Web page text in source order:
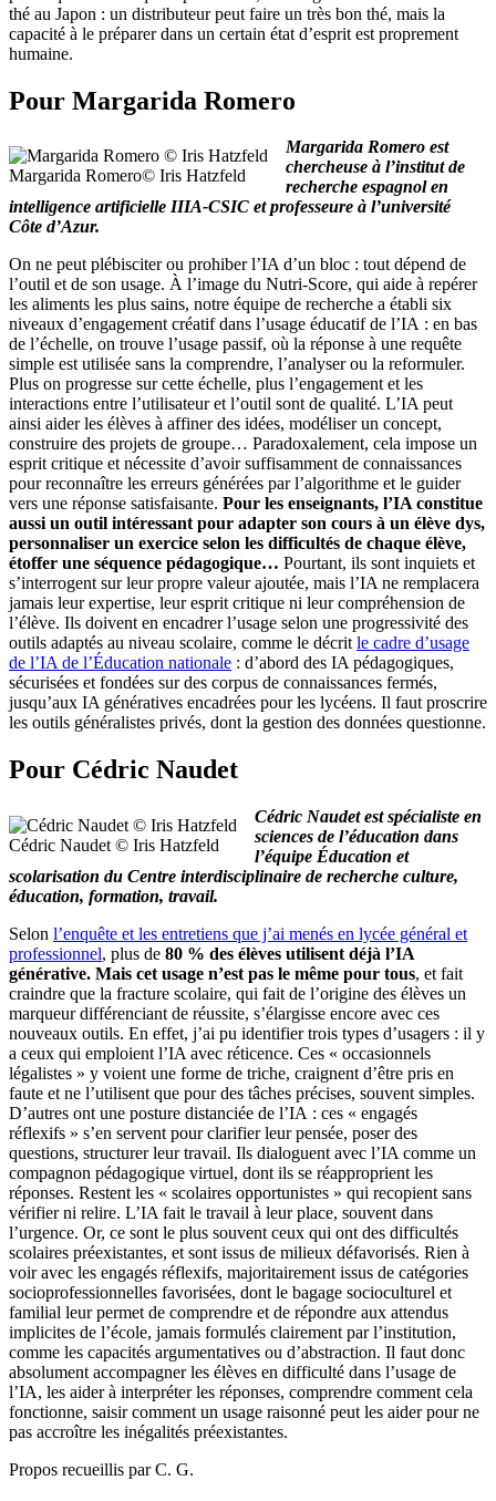
thé au Japon : un distributeur peut faire un très bon thé, mais la
capacité à le préparer dans un certain état d’esprit est proprement
humaine.
Pour Margarida Romero
Margarida Romero© Iris Hatzfeld
Margarida Romero est
chercheuse à l’institut de
recherche espagnol en
intelligence artificielle IIIA-CSIC et professeure à l’université
Côte d’Azur.
On ne peut plébisciter ou prohiber l’IA d’un bloc : tout dépend de
l’outil et de son usage. À l’image du Nutri-Score, qui aide à repérer
les aliments les plus sains, notre équipe de recherche a établi six
niveaux d’engagement créatif dans l’usage éducatif de l’IA : en bas
de l’échelle, on trouve l’usage passif, où la réponse à une requête
simple est utilisée sans la comprendre, l’analyser ou la reformuler.
Plus on progresse sur cette échelle, plus l’engagement et les
interactions entre l’utilisateur et l’outil sont de qualité. L’IA peut
ainsi aider les élèves à affiner des idées, modéliser un concept,
construire des projets de groupe… Paradoxalement, cela impose un
esprit critique et nécessite d’avoir suffisamment de connaissances
pour reconnaître les erreurs générées par l’algorithme et le guider
vers une réponse satisfaisante. Pour les enseignants, l’IA constitue
aussi un outil intéressant pour adapter son cours à un élève dys,
personnaliser un exercice selon les difficultés de chaque élève,
étoffer une séquence pédagogique… Pourtant, ils sont inquiets et
s’interrogent sur leur propre valeur ajoutée, mais l’IA ne remplacera
jamais leur expertise, leur esprit critique ni leur compréhension de
l’élève. Ils doivent en encadrer l’usage selon une progressivité des
outils adaptés au niveau scolaire, comme le décritle cadre d’usage
de l’IA de l’Éducation nationale : d’abord des IA pédagogiques,
sécurisées et fondées sur des corpus de connaissances fermés,
jusqu’aux IA génératives encadrées pour les lycéens. Il faut proscrire
les outils généralistes privés, dont la gestion des données questionne.
Pour Cédric Naudet
Cédric Naudet © Iris Hatzfeld
Cédric Naudet est spécialiste en
sciences de l’éducation dans
l’équipe Éducation et
scolarisation du Centre interdisciplinaire de recherche culture,
éducation, formation, travail.
Selon l’enquête et les entretiens que j’ai menés en lycée général et
professionnel, plus de 80 % des élèves utilisent déjà l’IA
générative. Mais cet usage n’est pas le même pour tous, et fait
craindre que la fracture scolaire, qui fait de l’origine des élèves un
marqueur différenciant de réussite, s’élargisse encore avec ces
nouveaux outils. En effet, j’ai pu identifier trois types d’usagers : il y
a ceux qui emploient l’IA avec réticence. Ces « occasionnels
légalistes » y voient une forme de triche, craignent d’être pris en
faute et ne l’utilisent que pour des tâches précises, souvent simples.
D’autres ont une posture distanciée de l’IA : ces « engagés
réflexifs » s’en servent pour clarifier leur pensée, poser des
questions, structurer leur travail. Ils dialoguent avec l’IA comme un
compagnon pédagogique virtuel, dont ils se réapproprient les
réponses. Restent les « scolaires opportunistes » qui recopient sans
vérifier ni relire. L’IA fait le travail à leur place, souvent dans
l’urgence. Or, ce sont le plus souvent ceux qui ont des difficultés
scolaires préexistantes, et sont issus de milieux défavorisés. Rien à
voir avec les engagés réflexifs, majoritairement issus de catégories
socioprofessionnelles favorisées, dont le bagage socioculturel et
familial leur permet de comprendre et de répondre aux attendus
implicites de l’école, jamais formulés clairement par l’institution,
comme les capacités argumentatives ou d’abstraction. Il faut donc
absolument accompagner les élèves en difficulté dans l’usage de
l’IA, les aider à interpréter les réponses, comprendre comment cela
fonctionne, saisir comment un usage raisonné peut les aider pour ne
pas accroître les inégalités préexistantes.
Propos recueillis par C. G.